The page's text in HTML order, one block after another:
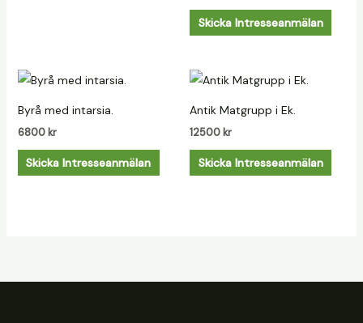
Skicka Intresseanmälan
Byrå med intarsia.
6800 kr
Skicka Intresseanmälan
Antik Matgrupp i Ek.
12500 kr
Skicka Intresseanmälan